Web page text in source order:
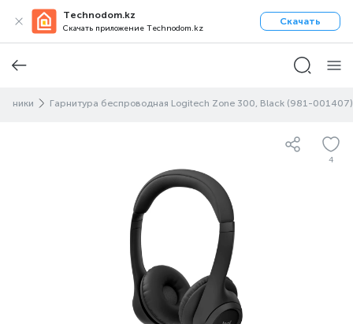
Technodom.kz
Скачать приложение Technodom.kz
Скачать
Гарнитура беспроводная Logitech Zone 300, Black (981-001407)
4